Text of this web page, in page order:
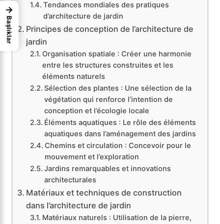
Tendances mondiales des pratiques
d’architecture de jardin
Principes de conception de l’architecture de
jardin
Organisation spatiale : Créer une harmonie
entre les structures construites et les
éléments naturels
Sélection des plantes : Une sélection de la
végétation qui renforce l’intention de
conception et l’écologie locale
Éléments aquatiques : Le rôle des éléments
aquatiques dans l’aménagement des jardins
Chemins et circulation : Concevoir pour le
mouvement et l’exploration
Jardins remarquables et innovations
architecturales
Matériaux et techniques de construction
dans l’architecture de jardin
Matériaux naturels : Utilisation de la pierre,
→
Başlıklar